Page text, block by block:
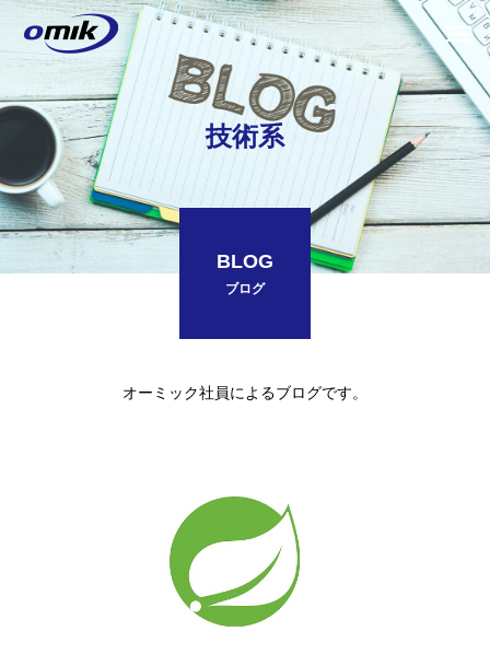
技術系
BLOG
ブログ
オーミック社員によるブログです。